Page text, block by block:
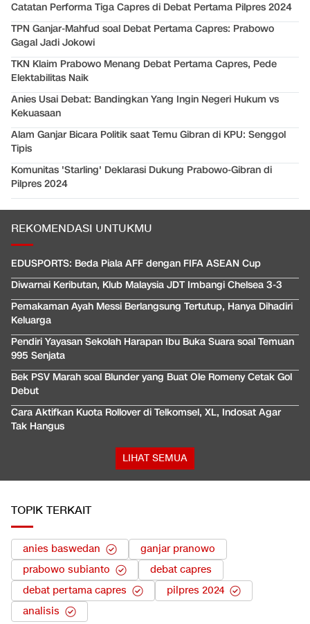
Catatan Performa Tiga Capres di Debat Pertama Pilpres 2024
TPN Ganjar-Mahfud soal Debat Pertama Capres: Prabowo
Gagal Jadi Jokowi
TKN Klaim Prabowo Menang Debat Pertama Capres, Pede
Elektabilitas Naik
Anies Usai Debat: Bandingkan Yang Ingin Negeri Hukum vs
Kekuasaan
Alam Ganjar Bicara Politik saat Temu Gibran di KPU: Senggol
Tipis
Komunitas 'Starling' Deklarasi Dukung Prabowo-Gibran di
Pilpres 2024
REKOMENDASI UNTUKMU
EDUSPORTS: Beda Piala AFF dengan FIFA ASEAN Cup
Diwarnai Keributan, Klub Malaysia JDT Imbangi Chelsea 3-3
Pemakaman Ayah Messi Berlangsung Tertutup, Hanya Dihadiri
Keluarga
Pendiri Yayasan Sekolah Harapan Ibu Buka Suara soal Temuan
995 Senjata
Bek PSV Marah soal Blunder yang Buat Ole Romeny Cetak Gol
Debut
Cara Aktifkan Kuota Rollover di Telkomsel, XL, Indosat Agar
Tak Hangus
LIHAT SEMUA
TOPIK TERKAIT
anies baswedan
ganjar pranowo
prabowo subianto
debat capres
debat pertama capres
pilpres 2024
analisis